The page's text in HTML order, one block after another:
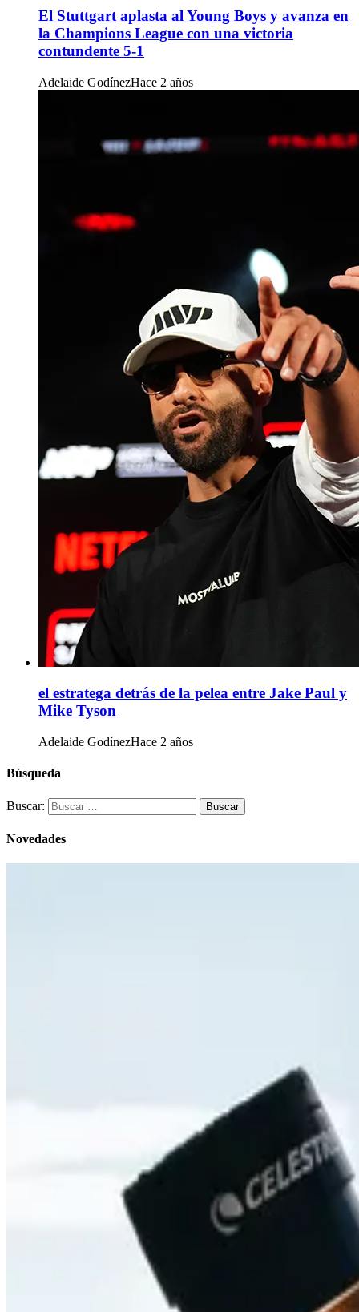
El Stuttgart aplasta al Young Boys y avanza en
la Champions League con una victoria
contundente 5-1
Adelaide GodínezHace 2 años
el estratega detrás de la pelea entre Jake Paul y
Mike Tyson
Adelaide GodínezHace 2 años
Búsqueda
Buscar:
Novedades